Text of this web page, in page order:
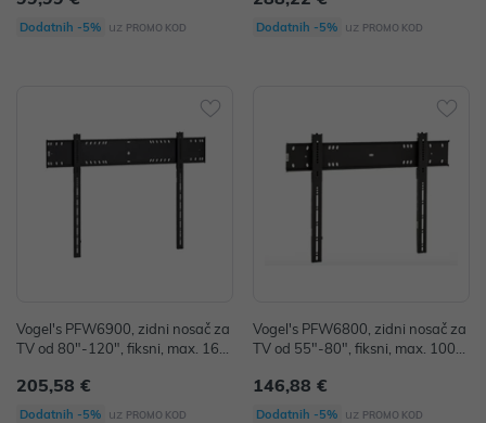
Dodatnih -5% uz PROMO KOD Dodatnih -5% uz PROMO KOD
Vogel's PFW6900, zidni nosač za
TV od 80"-120", fiksni, max. 160
205,58 €
Dodatnih -5% uz PROMO KOD
Vogel's PFW6800, zidni nosač za
TV od 55"-80", fiksni, max. 100k
146,88 €
Dodatnih -5% uz PROMO KOD